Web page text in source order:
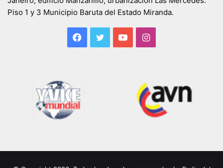
Piso 1 y 3 Municipio Baruta del Estado Miranda.
Facebook
TwitterYouTubeInstagram